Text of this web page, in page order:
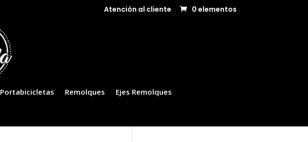
Atención al cliente 0 elementos
Portabicicletas Remolques
Ejes Remolques